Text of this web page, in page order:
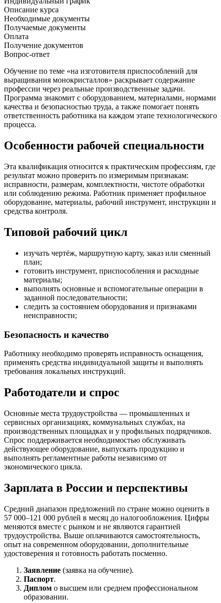
Описание курса
Необходимые документы
Получаемые документы
Оплата
Получение документов
Вопрос-ответ
Обучение по теме «на изготовителя приспособлений для
выращивания монокристаллов» раскрывает содержание
профессии через реальные производственные задачи.
Программа знакомит с оборудованием, материалами, нормами
качества и безопасностью труда, а также помогает понять
ответственность работника на каждом этапе технологического
процесса.
Особенности рабочей специальности
Эта квалификация относится к практическим профессиям, где
результат можно проверить по измеримым признакам:
исправности, размерам, комплектности, чистоте обработки
или соблюдению режима. Работник применяет профильное
оборудование, материалы, рабочий инструмент, инструкции и
средства контроля.
Типовой рабочий цикл
изучать чертёж, маршрутную карту, заказ или сменный
план;
готовить инструмент, приспособления и расходные
материалы;
выполнять основные и вспомогательные операции в
заданной последовательности;
следить за состоянием оборудования и признаками
неисправности;
Безопасность и качество
Работнику необходимо проверять исправность оснащения,
применять средства индивидуальной защиты и выполнять
требования локальных инструкций.
Работодатели и спрос
Основные места трудоустройства — промышленных и
сервисных организациях, коммунальных службах, на
производственных площадках и у профильных подрядчиков.
Спрос поддерживается необходимостью обслуживать
действующее оборудование, выпускать продукцию и
выполнять регламентные работы независимо от
экономического цикла.
Зарплата в России и перспективы
Средний диапазон предложений по стране можно оценить в
57 000–121 000 рублей в месяц до налогообложения. Цифры
меняются вместе с рынком и не являются гарантией
трудоустройства. Выше оплачиваются самостоятельность,
опыт на современном оборудовании, дополнительные
удостоверения и готовность работать посменно.
Заявление (заявка на обучение).
Паспорт.
Диплом о высшем или среднем профессиональном
образовании.